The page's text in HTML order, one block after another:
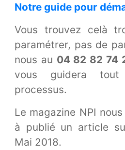
Notre guide pour
Vous trouvez celà
paramétrer, pas de
nous au 04 82 82 74
vous guidera
processus.
Le magazine NPI
à publié un article
Mai 2018.